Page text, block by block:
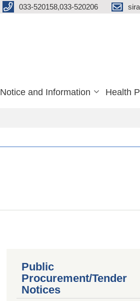
033-520158,033-520206
Notice and Information Health
Public
Procurement/Tender
Notices